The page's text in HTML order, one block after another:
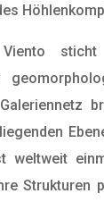
weltweit
Strukturen